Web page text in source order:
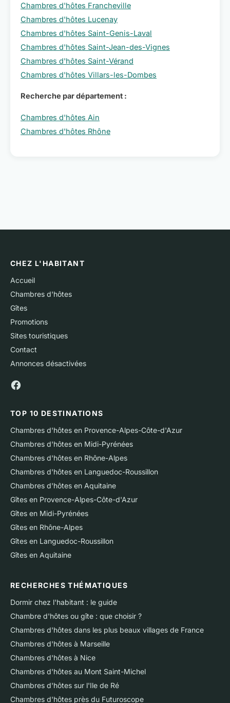
Chambres d'hôtes Francheville
Chambres d'hôtes Lucenay
Chambres d'hôtes Saint-Genis-Laval
Chambres d'hôtes Saint-Jean-des-Vignes
Chambres d'hôtes Saint-Vérand
Chambres d'hôtes Villars-les-Dombes
Recherche par département :
Chambres d'hôtes Ain
Chambres d'hôtes Rhône
CHEZ L'HABITANT
Accueil
Chambres d'hôtes
Gîtes
Promotions
Sites touristiques
Contact
Annonces désactivées
TOP 10 DESTINATIONS
Chambres d'hôtes en Provence-Alpes-Côte-d'Azur
Chambres d'hôtes en Midi-Pyrénées
Chambres d'hôtes en Rhône-Alpes
Chambres d'hôtes en Languedoc-Roussillon
Chambres d'hôtes en Aquitaine
Gîtes en Provence-Alpes-Côte-d'Azur
Gîtes en Midi-Pyrénées
Gîtes en Rhône-Alpes
Gîtes en Languedoc-Roussillon
Gîtes en Aquitaine
RECHERCHES THÉMATIQUES
Dormir chez l'habitant : le guide
Chambre d'hôtes ou gîte : que choisir ?
Chambres d'hôtes dans les plus beaux villages de France
Chambres d'hôtes à Marseille
Chambres d'hôtes à Nice
Chambres d'hôtes au Mont Saint-Michel
Chambres d'hôtes sur l'Ile de Ré
Chambres d'hôtes près du Futuroscope